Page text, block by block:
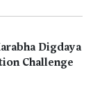
Digdaya
Challenge